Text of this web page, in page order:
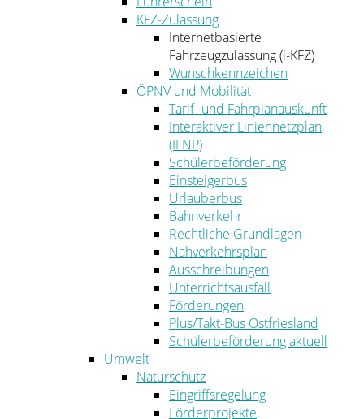
KFZ-Zulassung
Internetbasierte
Fahrzeugzulassung (i-KFZ)
Wunschkennzeichen
ÖPNV und Mobilität
Tarif- und Fahrplanauskunft
Interaktiver Liniennetzplan
(ILNP)
Schülerbeförderung
Einsteigerbus
Urlauberbus
Bahnverkehr
Rechtliche Grundlagen
Nahverkehrsplan
Ausschreibungen
Unterrichtsausfall
Förderungen
Plus/Takt-Bus Ostfriesland
Schülerbeförderung aktuell
Umwelt
Naturschutz
Eingriffsregelung
Förderprojekte